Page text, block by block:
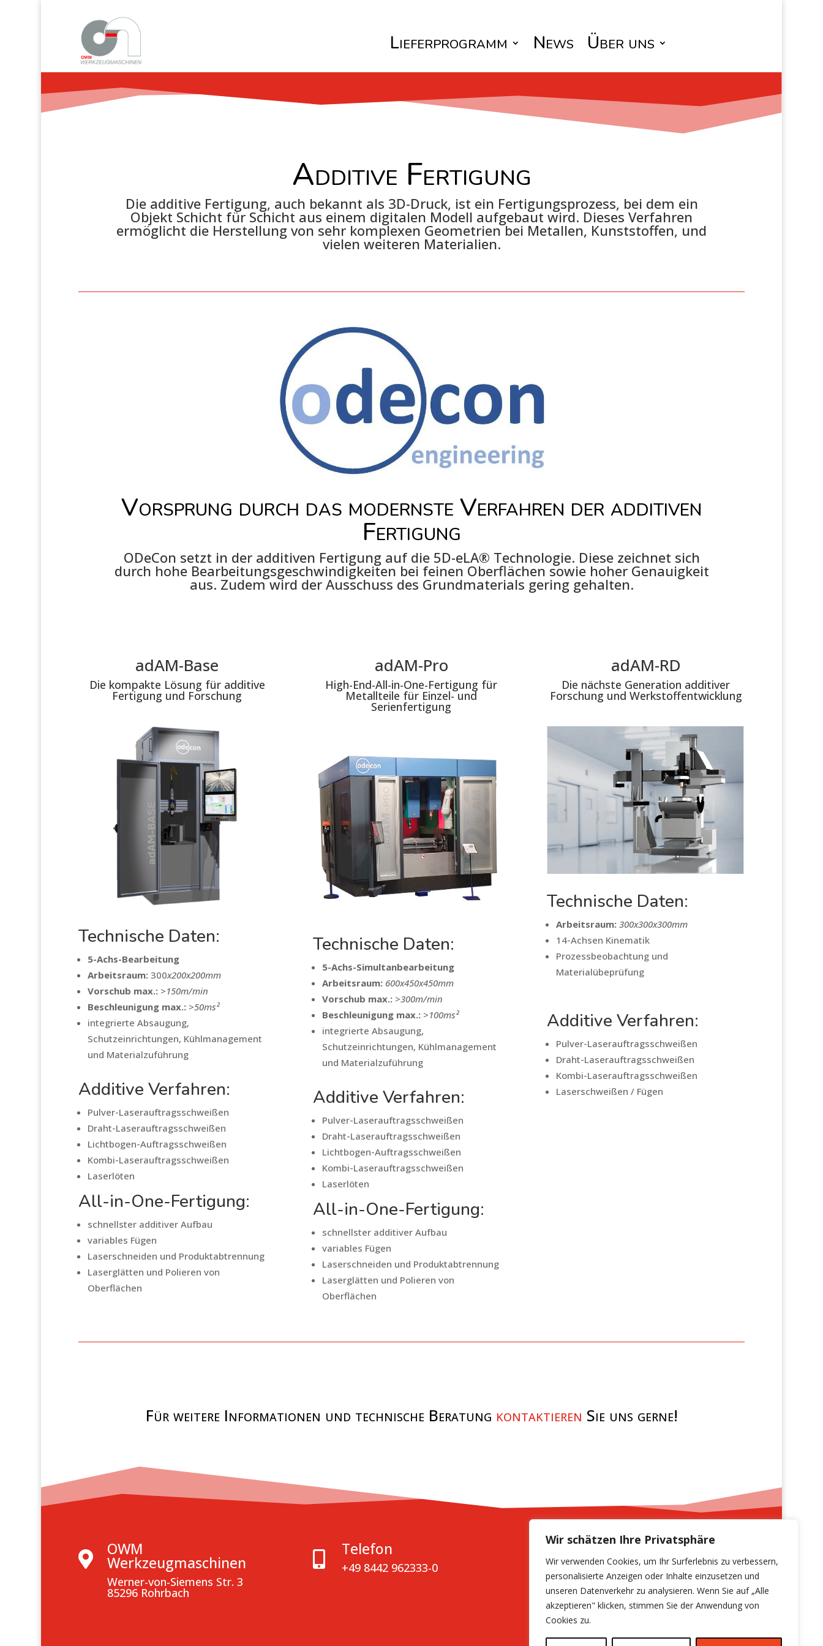
Wir schätzen Ihre Privatsphäre
Wir verwenden Cookies, um Ihr Surferlebnis zu verbessern,
personalisierte Anzeigen oder Inhalte einzusetzen und
unseren Datenverkehr zu analysieren. Wenn Sie auf „Alle
akzeptieren" klicken, stimmen Sie der Anwendung von
Cookies zu.
Lieferprogramm News Über uns
Additive Fertigung
Die additive Fertigung, auch bekannt als 3D-Druck, ist ein Fertigungsprozess, bei dem ein
Objekt Schicht für Schicht aus einem digitalen Modell aufgebaut wird. Dieses Verfahren
ermöglicht die Herstellung von sehr komplexen Geometrien bei Metallen, Kunststoffen, und
vielen weiteren Materialien.
Vorsprung durch das modernste Verfahren der additiven
Fertigung
ODeCon setzt in der additiven Fertigung auf die 5D-eLA® Technologie. Diese zeichnet sich
durch hohe Bearbeitungsgeschwindigkeiten bei feinen Oberflächen sowie hoher Genauigkeit
aus. Zudem wird der Ausschuss des Grundmaterials gering gehalten.
adAM-Base
Die kompakte Lösung für additive
Fertigung und Forschung
Technische Daten:
5-Achs-Bearbeitung
Arbeitsraum:300x200x200mm
Vorschub max.:>150m/min
Beschleunigung max.: >50ms²
integrierte Absaugung,
Schutzeinrichtungen, Kühlmanagement
und Materialzuführung
Additive Verfahren:
Pulver-Laserauftragsschweißen
Draht-Laserauftragsschweißen
Lichtbogen-Auftragsschweißen
Kombi-Laserauftragsschweißen
Laserlöten
All-in-One-Fertigung:
schnellster additiver Aufbau
variables Fügen
Laserschneiden und Produktabtrennung
Laserglätten und Polieren von
Oberflächen
adAM-Pro
High-End-All-in-One-Fertigung für
Metallteile für Einzel- und
Serienfertigung
Technische Daten:
5-Achs-Simultanbearbeitung
Arbeitsraum: 600x450x450mm
Vorschub max.:>300m/min
Beschleunigung max.: >100ms²
integrierte Absaugung,
Schutzeinrichtungen, Kühlmanagement
und Materialzuführung
Additive Verfahren:
Pulver-Laserauftragsschweißen
Draht-Laserauftragsschweißen
Lichtbogen-Auftragsschweißen
Kombi-Laserauftragsschweißen
Laserlöten
All-in-One-Fertigung:
schnellster additiver Aufbau
variables Fügen
Laserschneiden und Produktabtrennung
Laserglätten und Polieren von
Oberflächen
adAM-RD
Die nächste Generation additiver
Forschung und Werkstoffentwicklung
Technische Daten:
Arbeitsraum: 300x300x300mm
14-Achsen Kinematik
Prozessbeobachtung und
Materialübeprüfung
Additive Verfahren:
Pulver-Laserauftragsschweißen
Draht-Laserauftragsschweißen
Kombi-Laserauftragsschweißen
Laserschweißen / Fügen
Für weitere Informationen und technische Beratung kontaktieren Sie uns gerne!

OWM
Werkzeugmaschinen
Werner-von-Siemens Str. 3
85296 Rohrbach

Telefon
+49 8442 962333-0